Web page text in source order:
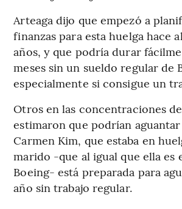
Arteaga dijo que empezó a
finanzas para esta huelga hace
años, y que podría durar
meses sin un sueldo regular de
especialmente si consigue un
Otros en las concentraciones
estimaron que podrían
Carmen Kim, que estaba en
marido -que al igual que ella es
Boeing- está preparada para
año sin trabajo regular.